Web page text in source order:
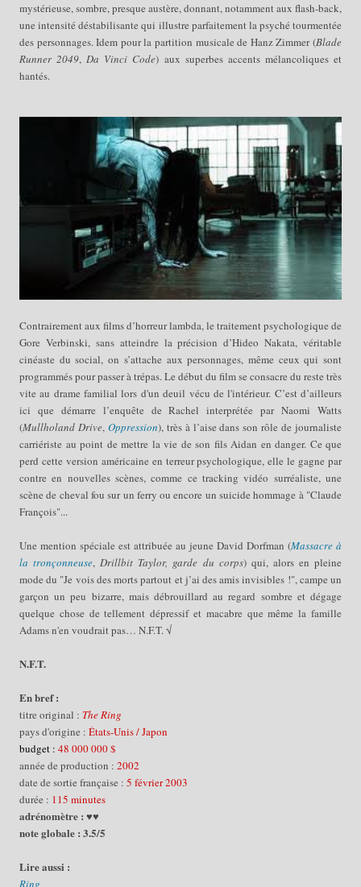
mystérieuse, sombre, presque austère, donnant, notamment aux flash-back,
une intensité déstabilisante qui illustre parfaitement la psyché tourmentée
des personnages. Idem pour la partition musicale de Hanz Zimmer (Blade
Runner 2049,Da Vinci Code) aux superbes accents mélancoliques et
hantés.
Contrairement aux films d’horreur lambda, le traitement psychologique de
Gore Verbinski, sans atteindre la précision d’Hideo Nakata, véritable
cinéaste du social, on s’attache aux personnages, même ceux qui sont
programmés pour passer à trépas. Le début du film se consacre du reste très
vite au drame familial lors d'un deuil vécu de l'intérieur. C’est d’ailleurs
ici que démarre l’enquête de Rachel interprétée par Naomi Watts
(Mullholand Drive, Oppression), très à l’aise dans son rôle de journaliste
carriériste au point de mettre la vie de son fils Aidan en danger. Ce que
perd cette version américaine en terreur psychologique, elle le gagne par
contre en nouvelles scènes, comme ce tracking vidéo surréaliste, une
scène de cheval fou sur un ferry ou encore un suicide hommage à "Claude
François"...
Une mention spéciale est attribuée au jeune David Dorfman (Massacre à
la tronçonneuse,Drillbit Taylor, garde du corps) qui, alors en pleine
mode du "Je vois des morts partout et j’ai des amis invisibles !", campe un
garçon un peu bizarre, mais débrouillard au regard sombre et dégage
quelque chose de tellement dépressif et macabre que même la famille
Adams n'en voudrait pas… N.F.T. √
N.F.T.
En bref :
titre original : The Ring
pays d'origine : États-Unis / Japon
budget : 48 000 000 $
année de production : 2002
date de sortie française : 5 février 2003
durée : 115 minutes
adrénomètre : ♥♥
note globale : 3.5/5
Lire aussi :
Ring